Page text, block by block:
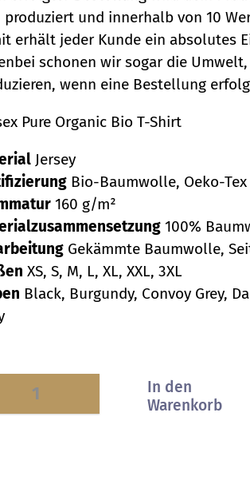
produziert und innerhalb von 10
erhält jeder Kunde ein absolutes
schonen wir sogar die
wenn eine Bestellung
Pure Organic Bio T-Shirt
Jersey
Bio-Baumwolle, Oeko-Tex
160 g/m²
100%
Gekämmte Baumwolle,
XS, S, M, L, XL, XXL, 3XL
Black, Burgundy, Convoy Grey,